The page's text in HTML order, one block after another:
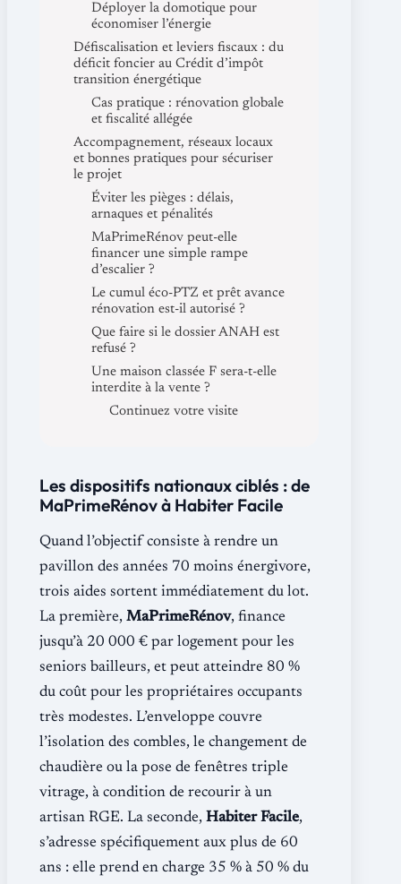
Déployer la domotique pour
économiser l’énergie
Défiscalisation et leviers fiscaux : du
déficit foncier au Crédit d’impôt
transition énergétique
Cas pratique : rénovation globale
et fiscalité allégée
Accompagnement, réseaux locaux
et bonnes pratiques pour sécuriser
le projet
Éviter les pièges : délais,
arnaques et pénalités
MaPrimeRénov peut-elle
financer une simple rampe
d’escalier ?
Le cumul éco-PTZ et prêt avance
rénovation est-il autorisé ?
Que faire si le dossier ANAH est
refusé ?
Une maison classée F sera-t-elle
interdite à la vente ?
Continuez votre visite
Les dispositifs nationaux ciblés : de
MaPrimeRénov à Habiter Facile
Quand l’objectif consiste à rendre un
pavillon des années 70 moins énergivore,
trois aides sortent immédiatement du lot.
La première, MaPrimeRénov, finance
jusqu’à 20 000 € par logement pour les
seniors bailleurs, et peut atteindre 80 %
du coût pour les propriétaires occupants
très modestes. L’enveloppe couvre
l’isolation des combles, le changement de
chaudière ou la pose de fenêtres triple
vitrage, à condition de recourir à un
artisan RGE. La seconde, Habiter Facile,
s’adresse spécifiquement aux plus de 60
ans : elle prend en charge 35 % à 50 % du